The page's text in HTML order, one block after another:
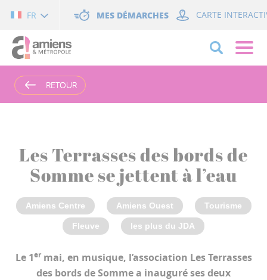
FR MES DÉMARCHES CARTE
RETOUR
RETOUR
Les Terrasses des bords de
Somme se jettent à l’eau
Amiens Centre Amiens Ouest Tourisme
Fleuve les plus du JDA
Le 1ermai, en musique, l’association Les Terrasses
des bords de Somme a inauguré ses deux